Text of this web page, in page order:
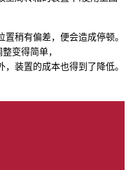
稍有偏差，便会造成停顿。
变得简单，
装置的成本也得到了降低。